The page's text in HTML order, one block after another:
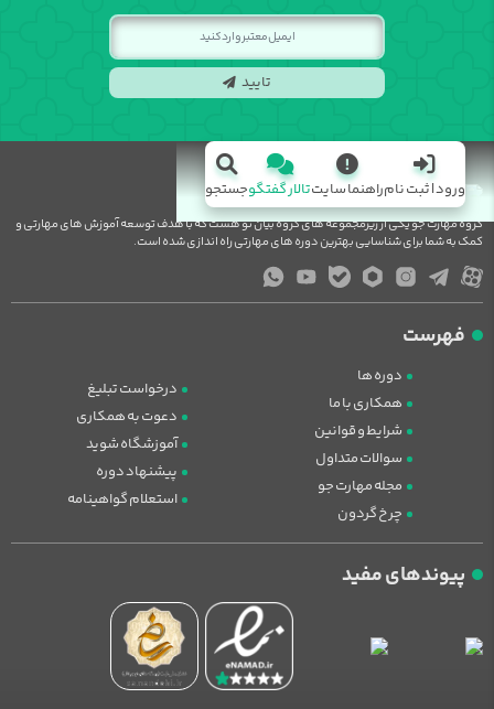
تایید
ورود | ثبت نامراهنما سایتتالار گفتگوجستجو
گروه مهارت جو یکی از زیرمجموعه های گروه بیان نو هست که با هدف توسعه آموزش های مهارتی و
کمک به شما برای شناسایی بهترین دوره های مهارتی راه اندازی شده است.
فهرست
دوره ها
همکاری با ما
شرایط و قوانین
سوالات متداول
مجله مهارت جو
چرخ گردون
درخواست تبلیغ
دعوت به همکاری
آموزشگاه شوید
پیشنهاد دوره
استعلام گواهینامه
پیوندهای مفید